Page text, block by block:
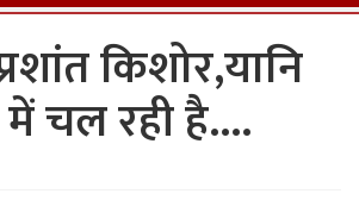
किशोर,यानि
चल रही है….